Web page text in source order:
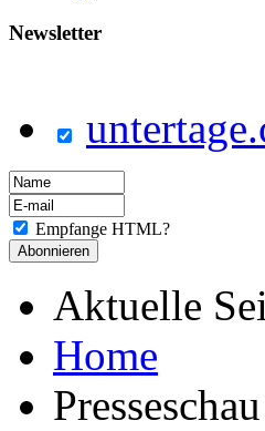
Newsletter
Empfange HTML?
Aktuelle
Home
Presseschau